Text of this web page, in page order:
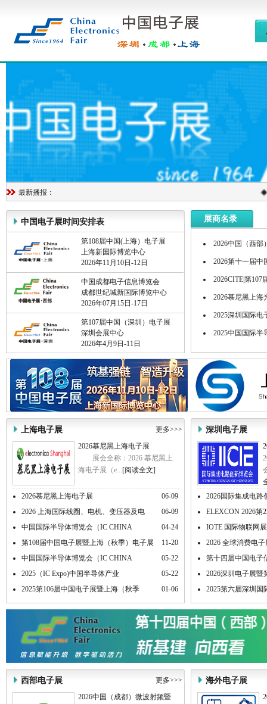
最新播报： ◆
中国电子展时间安排表
第108届中国(上海）电子展
上海新国际博览中心
2026年11月10日-12日
中国成都电子信息博览会
成都世纪城新国际博览中心
2026年07月15日-17日
第107届中国（深圳）电子展
深圳会展中心
2026年4月9日-11日
展商名录
2026中国（西部
2026第十一届中
2026CITE|第107
2026慕尼黑上海
2025深圳国际电
2025中国国际半
上海电子展
更多>>>
2026慕尼黑上海电子展
展会全称：2026 慕尼黑上
海电子展（e...[阅读全文]
06-09
2026慕尼黑上海电子展
06-09
2026 上海国际线圈、电机、变压器及电
04-24
中国国际半导体博览会（IC CHINA
11-20
第108届中国电子展暨上海（秋季）电子展
05-22
中国国际半导体博览会（IC CHINA
05-22
2025（IC Expo)中国半导体产业
01-06
2025第106届中国电子展暨上海（秋季
深圳电子展
2026国际集成电路
ELEXCON 2026第
IOTE 国际物联网
2026 全球消费电
第十四届中国电子
2026深圳电子展暨
2025第六届深圳国
西部电子展
更多>>>
2026中国（成都）微波射频暨
海外电子展